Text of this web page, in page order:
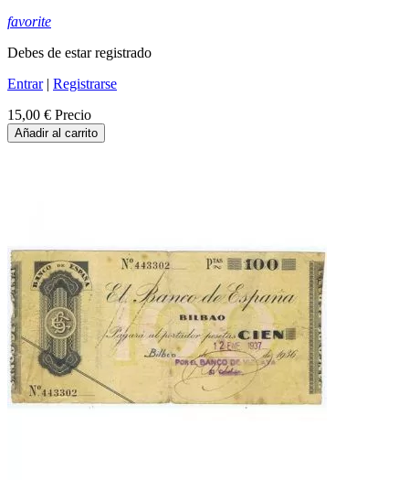
favorite
Debes de estar registrado
Entrar| Registrarse
15,00 € Precio
Añadir al carrito